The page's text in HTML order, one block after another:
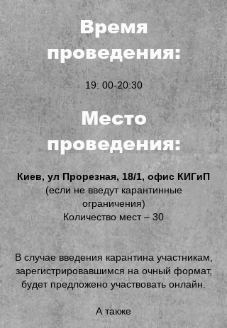
Время
проведения:
19: 00-20:30
Место
проведения:
Киев, ул Прорезная, 18/1, офис КИГиП
(если не введут карантинные
ограничения)
Количество мест – 30
В случае введения карантина участникам,
зарегистрировавшимся на очный формат,
будет предложено участвовать онлайн.
А также